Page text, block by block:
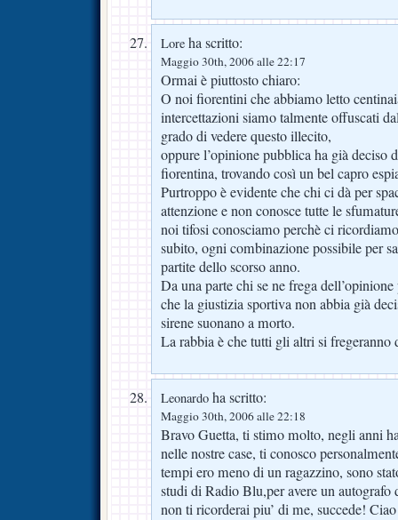
Lore ha scritto:
Maggio 30th, 2006 alle 22:17
Ormai è piuttosto chiaro:
O noi fiorentini che abbiamo letto
intercettazioni siamo talmente offuscati
grado di vedere questo illecito,
oppure l’opinione pubblica ha già deciso
fiorentina, trovando così un bel capro
Purtroppo è evidente che chi ci dà per
attenzione e non conosce tutte le
noi tifosi conosciamo perchè ci
subito, ogni combinazione possibile per
partite dello scorso anno.
Da una parte chi se ne frega
che la giustizia sportiva non abbia già
sirene suonano a morto.
La rabbia è che tutti gli altri si
Leonardo ha scritto:
Maggio 30th, 2006 alle 22:18
Bravo Guetta, ti stimo molto, negli anni
nelle nostre case, ti conosco
tempi ero meno di un ragazzino, sono
studi di Radio Blu,per avere un autografo
non ti ricorderai piu’ di me, succede!